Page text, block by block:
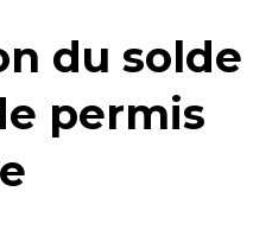
du solde
permis